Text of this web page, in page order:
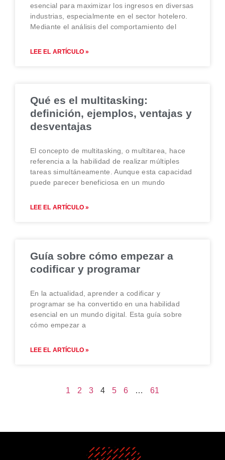
esencial para maximizar los ingresos en diversas
industrias, especialmente en el sector hotelero.
Mediante el análisis del comportamiento del
LEE EL ARTÍCULO »
Qué es el multitasking:
definición, ejemplos, ventajas y
desventajas
El concepto de multitasking, o multitarea, hace
referencia a la habilidad de realizar múltiples
tareas simultáneamente. Aunque esta capacidad
puede parecer beneficiosa en un mundo
LEE EL ARTÍCULO »
Guía sobre cómo empezar a
codificar y programar
En la actualidad, aprender a codificar y
programar se ha convertido en una habilidad
esencial en un mundo digital. Esta guía sobre
cómo empezar a
LEE EL ARTÍCULO »
1 2 3 4 5 6 … 61